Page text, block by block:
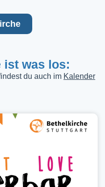
ist was los:
du auch im Kalender